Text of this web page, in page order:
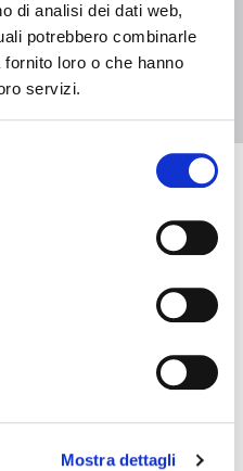
di analisi dei dati web,
potrebbero combinarle
loro o che hanno
servizi.
Mostra dettagli